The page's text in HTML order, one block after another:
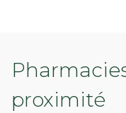
proximité